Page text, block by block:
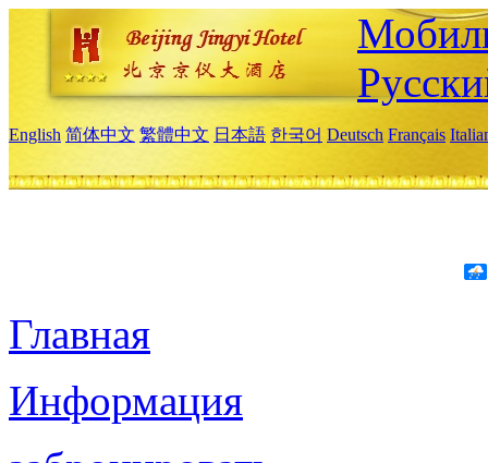
English 简体中文 繁體中文 日本語 한국어 Deutsch Français
Главная
Информация